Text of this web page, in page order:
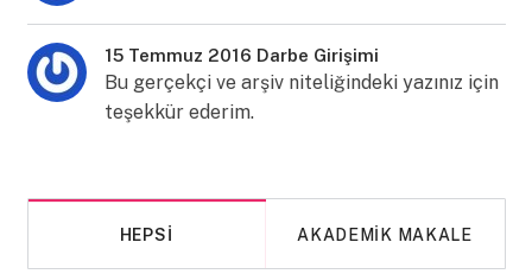
15 Temmuz 2016 Darbe Girişimi
Bu gerçekçi ve arşiv niteliğindeki yazınız için
teşekkür ederim.
HEPSI AKADEMIK MAKALE